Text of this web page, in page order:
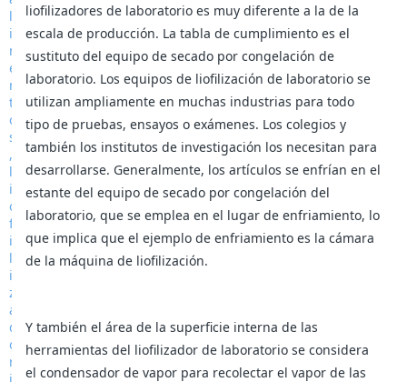
liofilizadores de laboratorio es muy diferente a la de la
escala de producción. La tabla de cumplimiento es el
sustituto del equipo de secado por congelación de
laboratorio. Los equipos de liofilización de laboratorio se
utilizan ampliamente en muchas industrias para todo
tipo de pruebas, ensayos o exámenes. Los colegios y
también los institutos de investigación los necesitan para
desarrollarse. Generalmente, los artículos se enfrían en el
estante del equipo de secado por congelación del
laboratorio, que se emplea en el lugar de enfriamiento, lo
que implica que el ejemplo de enfriamiento es la cámara
de la máquina de liofilización.
Y también el área de la superficie interna de las
herramientas del liofilizador de laboratorio se considera
el condensador de vapor para recolectar el vapor de las